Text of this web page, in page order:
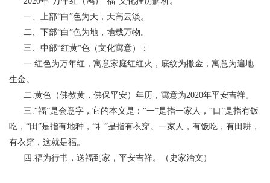
一、上部“白”色为天，天高云淡。
二、下部“白”色为地，地载万物。
三、中部“红黄”色（文化寓意）：
一.红色为万年红，寓意家庭红红火，底纹为撒金，寓意为遍地
生金。
二.黄色（佛教黄，佛保平安）年历，寓意为2020年平安吉祥。
三.“福”是会意字，它的本义是：“一”是指一家人，“口”是指有饭
吃，“田”是指有地种，“礻”是指有衣穿。一家人，有饭吃，有田耕，
有衣穿，这就是福。
四.福为行书，送福到家，平安吉祥。（史家治文）